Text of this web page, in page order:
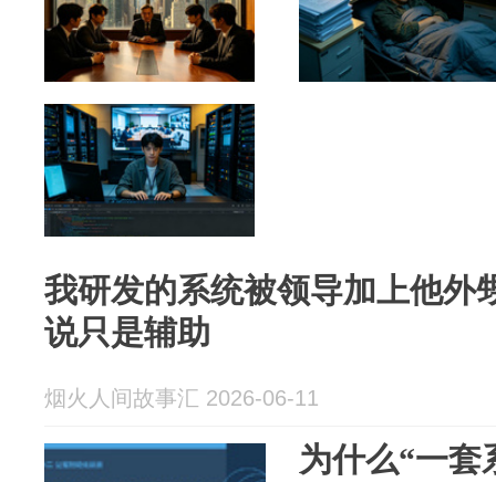
我研发的系统被领导加上他外
说只是辅助
烟火人间故事汇 2026-06-11
为什么“一套